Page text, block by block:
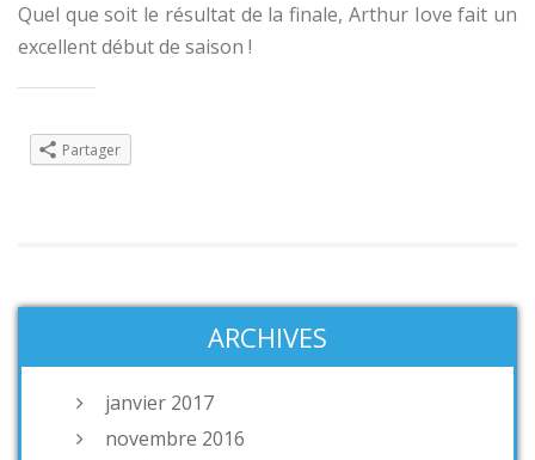
Quel que soit le résultat de la finale, Arthur Iove fait un
excellent début de saison !
Partager
ARCHIVES
janvier 2017
novembre 2016